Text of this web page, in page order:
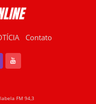
Contato
FM 94,3